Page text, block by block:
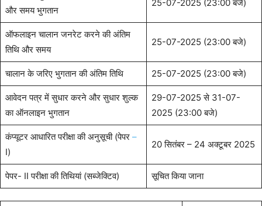
और समय भुगतान
25-07-2025 (23:00 बजे)
ऑफलाइन चालान जनरेट करने की अंतिम
तिथि और समय
25-07-2025 (23:00 बजे)
चालान के जरिए भुगतान की अंतिम तिथि 25-07-2025 (23:00 बजे)
आवेदन पत्र में सुधार करने और सुधार शुल्क
का ऑनलाइन भुगतान
29-07-2025 से 31-07-
2025 (23:00 बजे)
कंप्यूटर आधारित परीक्षा की अनुसूची (पेपर –
I)
20 सितंबर – 24 अक्टूबर 2025
पेपर- II परीक्षा की तिथियां (सब्जेक्टिव) सूचित किया जाना